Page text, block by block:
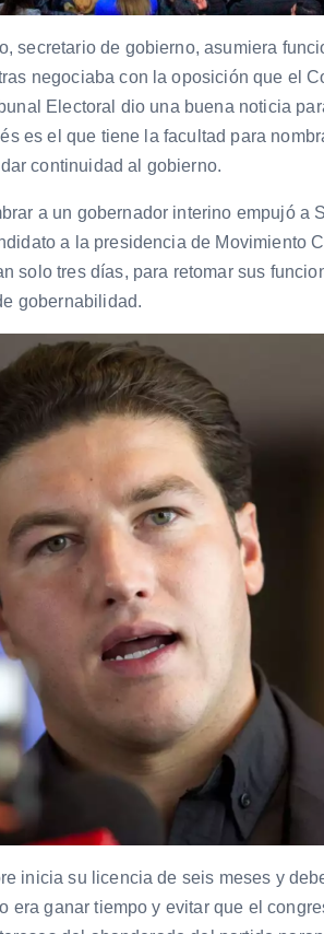
secretario de gobierno, asumiera
negociaba con la oposición que el
Electoral dio una buena noticia
es el que tiene la facultad para
continuidad al gobierno.
a un gobernador interino empujó a
a la presidencia de Movimiento
solo tres días, para retomar sus
gobernabilidad.
inicia su licencia de seis meses y
era ganar tiempo y evitar que el